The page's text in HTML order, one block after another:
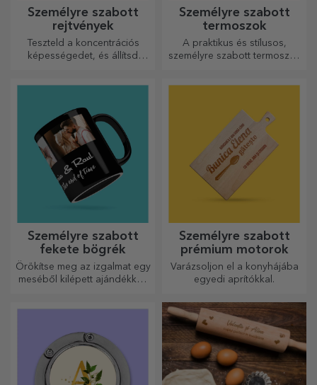
Személyre szabott
rejtvények
Teszteld a koncentrációs
képességedet, és állítsd
Személyre szabott
termoszok
A praktikus és stílusos,
személyre szabott termoszok
Személyre szabott
fekete bögrék
Örökítse meg az izgalmat egy
meséből kilépett ajándékkal!
megkapja őket ajándékba.
Személyre szabott
prémium motorok
Varázsoljon el a konyhájába
egyedi aprítókkal.